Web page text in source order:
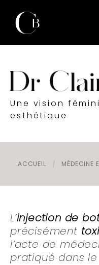
DOCTEUR BAPTISTA
CHIRURGIE MAMMAIRE
CHIRURGIE DU VISAGE
CHIRURGIE DE LA
CHIRURGIE INTIME
Une vision
esthétique
ACCUEIL MÉDECINE
L’injection de
précisément
l’acte de
pratiqué dans